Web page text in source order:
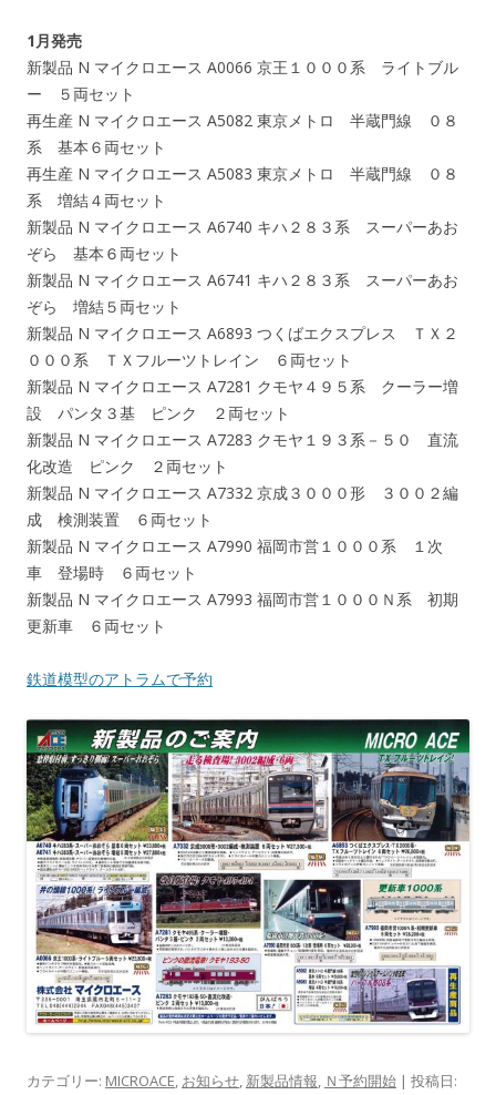
1月発売
新製品 N マイクロエース A0066 京王１０００系 ライトブル
ー ５両セット
再生産 N マイクロエース A5082 東京メトロ 半蔵門線 ０８
系 基本６両セット
再生産 N マイクロエース A5083 東京メトロ 半蔵門線 ０８
系 増結４両セット
新製品 N マイクロエース A6740 キハ２８３系 スーパーあお
ぞら 基本６両セット
新製品 N マイクロエース A6741 キハ２８３系 スーパーあお
ぞら 増結５両セット
新製品 N マイクロエース A6893 つくばエクスプレス ＴＸ２
０００系 ＴＸフルーツトレイン ６両セット
新製品 N マイクロエース A7281 クモヤ４９５系 クーラー増
設 パンタ３基 ピンク ２両セット
新製品 N マイクロエース A7283 クモヤ１９３系－５０ 直流
化改造 ピンク ２両セット
新製品 N マイクロエース A7332 京成３０００形 ３００２編
成 検測装置 ６両セット
新製品 N マイクロエース A7990 福岡市営１０００系 １次
車 登場時 ６両セット
新製品 N マイクロエース A7993 福岡市営１０００Ｎ系 初期
更新車 ６両セット
鉄道模型のアトラムで予約
カテゴリー: MICROACE, お知らせ, 新製品情報, Ｎ予約開始 | 投稿日: